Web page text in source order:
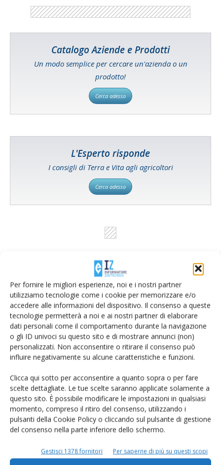
Per fornire le migliori esperienze, noi e i nostri partner
utilizziamo tecnologie come i cookie per memorizzare e/o
accedere alle informazioni del dispositivo. Il consenso a queste
tecnologie permetterà a noi e ai nostri partner di elaborare
dati personali come il comportamento durante la navigazione
o gli ID univoci su questo sito e di mostrare annunci (non)
personalizzati. Non acconsentire o ritirare il consenso può
influire negativamente su alcune caratteristiche e funzioni.
Clicca qui sotto per acconsentire a quanto sopra o per fare
scelte dettagliate. Le tue scelte saranno applicate solamente a
questo sito. È possibile modificare le impostazioni in qualsiasi
momento, compreso il ritiro del consenso, utilizzando i
pulsanti della Cookie Policy o cliccando sul pulsante di gestione
del consenso nella parte inferiore dello schermo.
Gestisci 1378 fornitori Per saperne di più su questi scopi
Catalogo Aziende e Prodotti
Un modo semplice per cercare un'azienda o un
prodotto!
Cerca adesso
L'Esperto risponde
I consigli di Terra e Vita agli agricoltori
Cerca adesso
Rimani aggiornato sul mondo
dell’agricoltura
Iscriviti alle nostre newsletter